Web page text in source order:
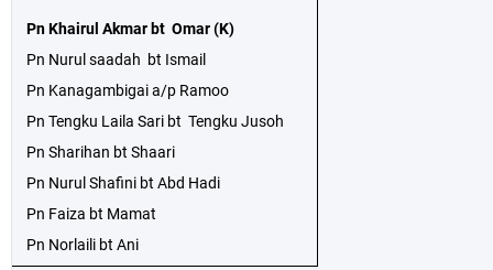
Pn Khairul Akmar bt Omar (K)
Pn Nurul saadah bt Ismail
Pn Kanagambigai a/p Ramoo
Pn Tengku Laila Sari bt Tengku Jusoh
Pn Sharihan bt Shaari
Pn Nurul Shafini bt Abd Hadi
Pn Faiza bt Mamat
Pn Norlaili bt Ani